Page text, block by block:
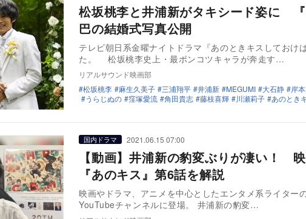
松坂桃李と井浦新がタキシード姿に
巴の結婚式写真公開
テレビ朝日系金曜ナイトドラマ『あのときキスしておけ
た。 松坂桃李史上・最ポンコツキャラが奔走す…
リアルサウンド映画部
松坂桃李
麻生久美子 三浦翔平 井浦新 MEGUMI 大石静 岸
うらじぬの
窪塚愛流 角田貴志 藤枝喜輝 川瀬莉子 あのとき
国内ドラマ 2021.06.15 07:00
【動画】井浦新の豹変ぶりが凄い！
『あのキス』第6話を解説
映画やドラマ、アニメを中心としたエンタメ系ライター
YouTubeチャンネルに登場。 井浦新の豹変…